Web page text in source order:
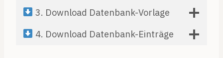
3. Download Datenbank-Vorlage
4. Download Datenbank-Einträge